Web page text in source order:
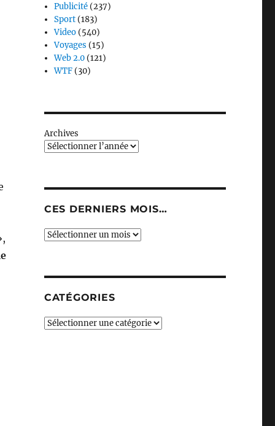
Publicité (237)
Sport (183)
Video (540)
Voyages (15)
Web 2.0 (121)
WTF (30)
Archives
CES DERNIERS MOIS…
Ces
CATÉGORIES
Catégories